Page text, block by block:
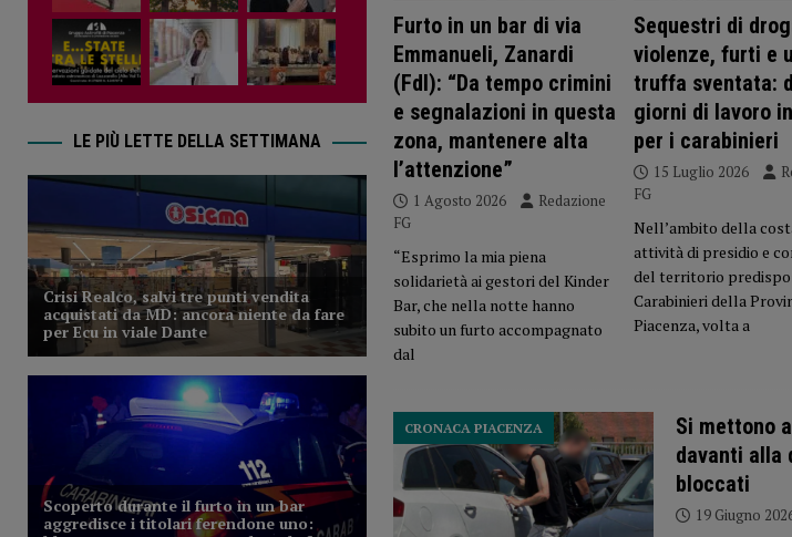
Furto in un bar di via
Emmanueli, Zanardi
(FdI): “Da tempo crimini
e segnalazioni in questa
zona, mantenere alta
l’attenzione”
1 Agosto 2026
Redazione
FG
“Esprimo la mia piena
solidarietà ai gestori del Kinder
Bar, che nella notte hanno
subito un furto accompagnato
dal
Sequestri di
violenze, furti e
truffa sventata:
giorni di lavoro
per i carabinieri
15 Luglio 2026
FG
Nell’ambito della
attività di presidio e
del territorio
Carabinieri della
Piacenza, volta a
CRONACA PIACENZA
Si mettono
davanti alla
bloccati
19 Giugno
LE PIÙ LETTE DELLA SETTIMANA